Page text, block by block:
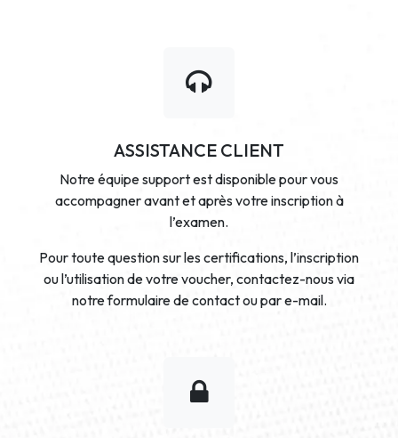
ASSISTANCE CLIENT
Notre équipe support est disponible pour vous
accompagner avant et après votre inscription à
l’examen.
Pour toute question sur les certifications, l’inscription
ou l’utilisation de votre voucher, contactez-nous via
notre formulaire de contact ou par e-mail.